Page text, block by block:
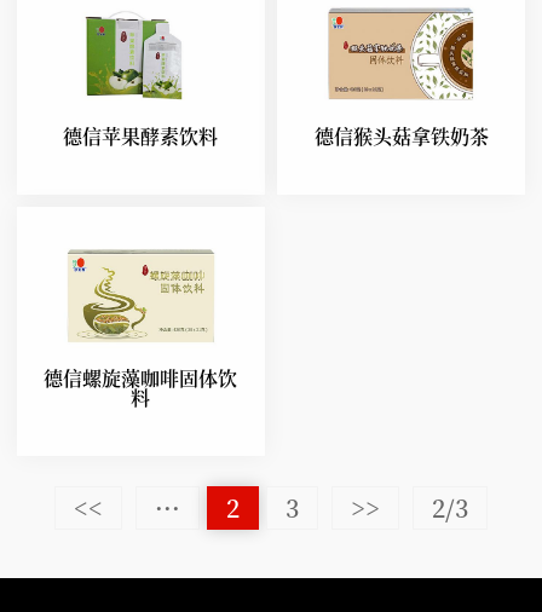
德信苹果酵素饮料 德信猴头菇拿铁奶茶
德信螺旋藻咖啡固体饮
料
<< ··· 2 3 >> 2/3